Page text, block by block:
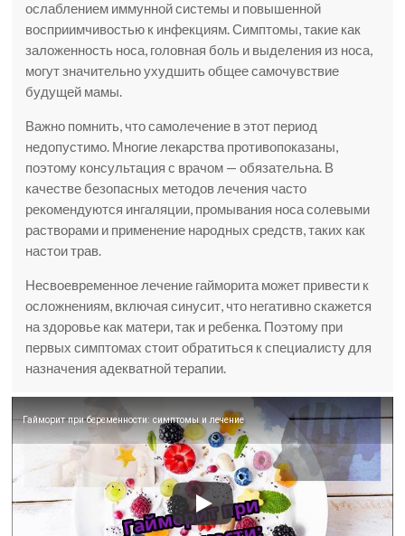
ослаблением иммунной системы и повышенной
восприимчивостью к инфекциям. Симптомы, такие как
заложенность носа, головная боль и выделения из носа,
могут значительно ухудшить общее самочувствие
будущей мамы.
Важно помнить, что самолечение в этот период
недопустимо. Многие лекарства противопоказаны,
поэтому консультация с врачом — обязательна. В
качестве безопасных методов лечения часто
рекомендуются ингаляции, промывания носа солевыми
растворами и применение народных средств, таких как
настои трав.
Несвоевременное лечение гайморита может привести к
осложнениям, включая синусит, что негативно скажется
на здоровье как матери, так и ребенка. Поэтому при
первых симптомах стоит обратиться к специалисту для
назначения адекватной терапии.
Гайморит при беременности: симптомы и лечение